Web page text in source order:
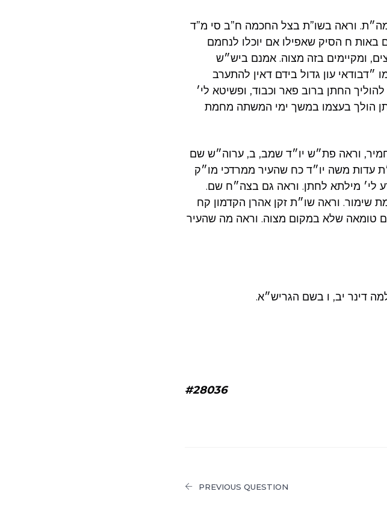
וראה בשו”ת בצל החכמה ח”ב סי מ”ד
ח הסיק שאפילו אם יוכלו לנחמם
ומקיימים בזה מצוה. אמנם ביש״ש
עון גדול בידם דאין להתערב
החתן ברוב פאר וכבוד, ופשיטא לי׳
הולך בעצמו במשך ימי המשתה מחמת
וראה פת״ש יו״ד שמב, ב, ערוה״ש שם
משה יו״ד כח שהעיר ממרדכי מו״ק
לי׳ מילתא לחתן. וראה גם בצה״ח שם.
שימור. וראה שו״ת זקן אהרן הקדמון קח
טומאה שלא במקום מצוה. וראה מה שהעיר
דינר יב, ו בשם הגריש״א.
#28036
PREVIOUS QUESTION